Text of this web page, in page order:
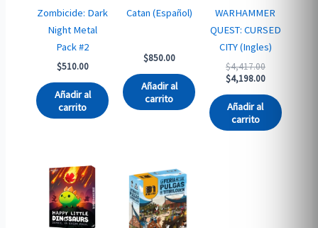
Zombicide: Dark
Night Metal
Pack #2
$510.00
Añadir al
carrito
Catan (Español)
$850.00
Añadir al
carrito
WARHAMMER
QUEST: CURSED
CITY (Ingles)
$4,417.00Original
price
$4,417.00.
$4,198.00Current
$4,198.00.
Añadir al
carrito